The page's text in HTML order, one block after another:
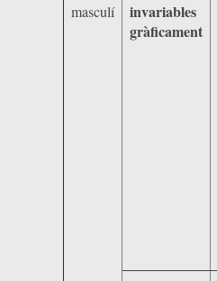
masculí
invariables
gràficament